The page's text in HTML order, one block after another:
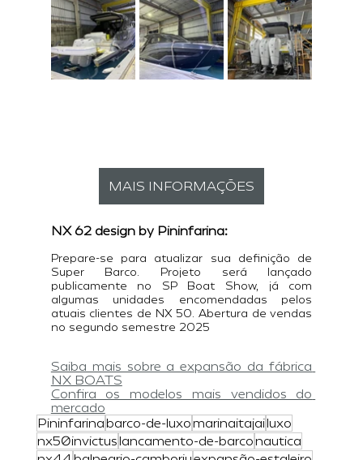
MAIS INFORMAÇÕES
NX 62 design by Pininfarina:
Prepare-se para atualizar sua definição de
Super Barco. Projeto será lançado
publicamente no SP Boat Show, já com
algumas unidades encomendadas pelos
atuais clientes de NX 50. Abertura de vendas
no segundo semestre 2025
Saiba mais sobre a expansão da fábrica
NX BOATS
Confira os modelos mais vendidos do
mercado
Pininfarinabarco-de-luxomarinaitajailuxo
nx50invictuslancamento-de-barconautica